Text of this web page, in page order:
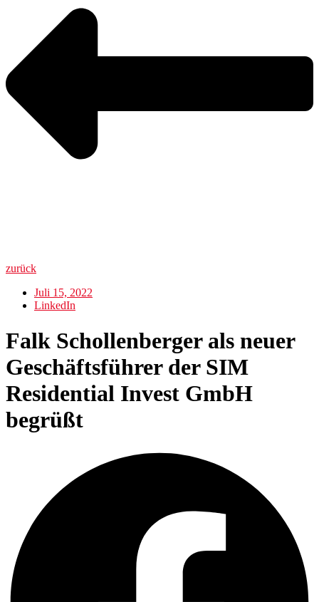
zurück
Juli 15, 2022
LinkedIn
Falk Schollenberger als neuer
Geschäftsführer der SIM
Residential Invest GmbH
begrüßt